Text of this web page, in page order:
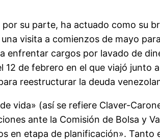
por su parte, ha actuado como su
visita a comienzos de mayo
enfrentar cargos por lavado de
12 de febrero en el que viajó junto
reestructurar la deuda
vida» (así se refiere Claver-
ante la Comisión de Bolsa y
en etapa de planificación».